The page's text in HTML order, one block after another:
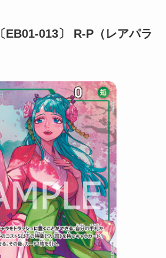
EB01-013〕 R-P（レアパラ